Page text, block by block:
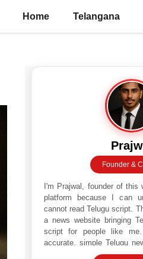
Home Telangana
Founder &
I'm Prajwal, founder of this
platform because I can
cannot read Telugu script.
a news website bringing
script for people like
accurate, simple Telugu
We are a three-writer team.